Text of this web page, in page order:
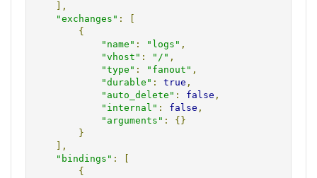
],
"exchanges" :
{
"name" : "logs" ,
"vhost" : "/" ,
"type" : "fanout" ,
"durable" : true ,
"auto_delete" : false ,
"internal" : false ,
"arguments" :
{}
}
],
"bindings" :
{